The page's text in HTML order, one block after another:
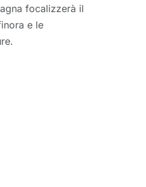
focalizzerà il
e le